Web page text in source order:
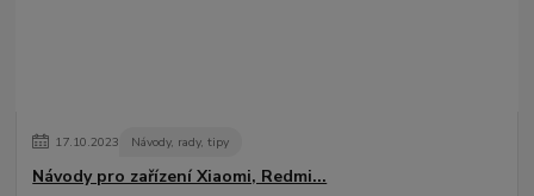
17.10.2023 Návody, rady, tipy
Návody pro zařízení Xiaomi, Redmi...